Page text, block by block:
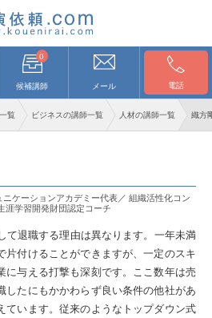
0
候補講師 メール 電話
覧 ビジネスの講師一覧 人材の講師一覧 織方
ニケーションアカデミー代表／ 組織活性化コン
涯学習開発財団認定コーチ
て退職する理由は異なります。一年未満
片付けることができますが、一定のスキ
に与える打撃も深刻です。ここ数年は売
したにもかかわらず良い条件の他社があ
ています。従来のようなトップダウン式